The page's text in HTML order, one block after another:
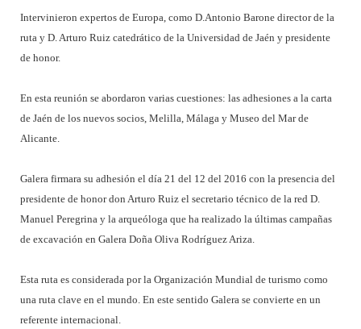
Intervinieron expertos de Europa, como D.Antonio Barone director de la
ruta y D. Arturo Ruiz catedrático de la Universidad de Jaén y presidente
de honor.
En esta reunión se abordaron varias cuestiones: las adhesiones a la carta
de Jaén de los nuevos socios, Melilla, Málaga y Museo del Mar de
Alicante.
Galera firmara su adhesión el día 21 del 12 del 2016 con la presencia del
presidente de honor don Arturo Ruiz el secretario técnico de la red D.
Manuel Peregrina y la arqueóloga que ha realizado la últimas campañas
de excavación en Galera Doña Oliva Rodríguez Ariza.
Esta ruta es considerada por la Organización Mundial de turismo como
una ruta clave en el mundo. En este sentido Galera se convierte en un
referente internacional.